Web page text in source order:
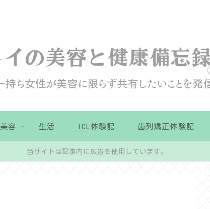
美容 生活 ICL体験記 歯列矯正体験記
当サイトは記事内に広告を使用しています。